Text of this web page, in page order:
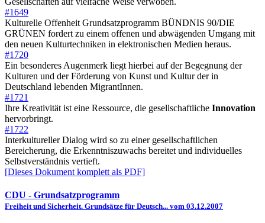
#1649
Kulturelle Offenheit Grundsatzprogramm BÜNDNIS 90/DIE
GRÜNEN fordert zu einem offenen und abwägenden Umgang mit
den neuen Kulturtechniken in elektronischen Medien heraus.
#1720
Ein besonderes Augenmerk liegt hierbei auf der Begegnung der
Kulturen und der Förderung von Kunst und Kultur der in
Deutschland lebenden MigrantInnen.
#1721
Ihre Kreativität ist eine Ressource, die gesellschaftliche Innovation
hervorbringt.
#1722
Interkultureller Dialog wird so zu einer gesellschaftlichen
Bereicherung, die Erkenntniszuwachs bereitet und individuelles
Selbstverständnis vertieft.
[Dieses Dokument komplett als PDF]
CDU - Grundsatzprogramm
Freiheit und Sicherheit. Grundsätze für Deutsch... vom 03.12.2007